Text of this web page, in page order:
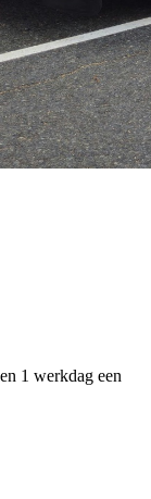
1 werkdag een